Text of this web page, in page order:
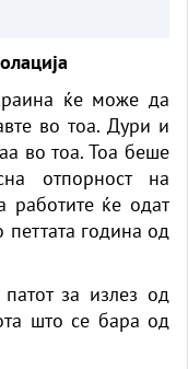
ќе може да
во тоа. Дури и
во тоа. Тоа беше
отпорност на
работите ќе одат
петтата година од
за излез од
што се бара од